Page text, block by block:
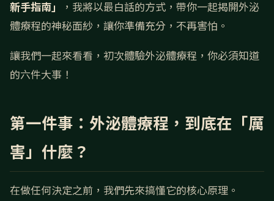
新手指南」
，我將以最白話的方式，帶你一起揭開外泌
體療程的神秘面紗，讓你準備充分，不再害怕。
讓我們一起來看看，初次體驗外泌體療程，你必須知道
的六件大事！
第一件事：外泌體療程，到底在「厲
害」什麼？
在做任何決定之前，我們先來搞懂它的核心原理。